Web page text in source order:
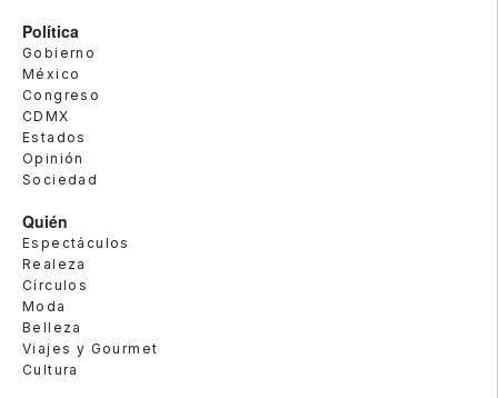
Política
Gobierno
México
Congreso
CDMX
Estados
Opinión
Sociedad
Quién
Espectáculos
Realeza
Círculos
Moda
Belleza
Viajes y Gourmet
Cultura